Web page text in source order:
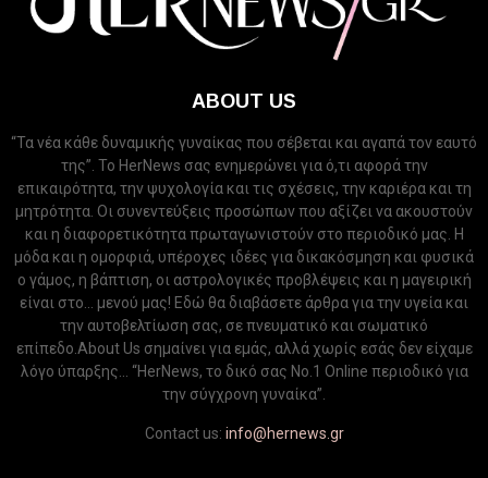
ABOUT US
“Τα νέα κάθε δυναμικής γυναίκας που σέβεται και αγαπά τον εαυτό
της”. Το HerNews σας ενημερώνει για ό,τι αφορά την
επικαιρότητα, την ψυχολογία και τις σχέσεις, την καριέρα και τη
μητρότητα. Οι συνεντεύξεις προσώπων που αξίζει να ακουστούν
και η διαφορετικότητα πρωταγωνιστούν στο περιοδικό μας. Η
μόδα και η ομορφιά, υπέροχες ιδέες για δικακόσμηση και φυσικά
ο γάμος, η βάπτιση, οι αστρολογικές προβλέψεις και η μαγειρική
είναι στο... μενού μας! Εδώ θα διαβάσετε άρθρα για την υγεία και
την αυτοβελτίωση σας, σε πνευματικό και σωματικό
επίπεδο.About Us σημαίνει για εμάς, αλλά χωρίς εσάς δεν είχαμε
λόγο ύπαρξης... “HerNews, το δικό σας Νo.1 Online περιοδικό για
την σύγχρονη γυναίκα”.
Contact us: info@hernews.gr